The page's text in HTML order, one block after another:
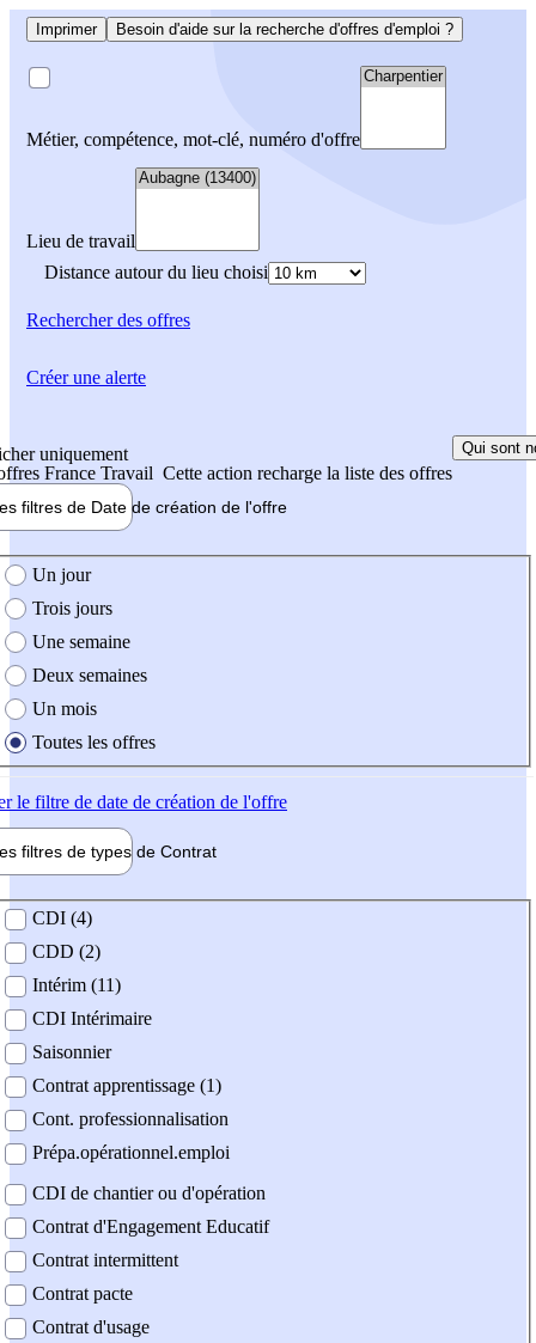
Imprimer Besoin d'aide sur la recherche d'offres d'emploi ?
Métier, compétence, mot-clé, numéro d'offre
Lieu de travail
Distance autour du lieu choisi
Rechercherdes offres
uniquement
France Travail Cette action recharge la liste des offres
Qui sont
filtres de Date de création de l'offre
création de l'offre
Un jour
Trois jours
Une semaine
Deux semaines
Un mois
Toutes les offres
le filtre de date de création de l'offre
filtres de types de Contrat
contrat
CDI (4)
CDD (2)
Intérim (11)
CDI Intérimaire
Saisonnier
Contrat apprentissage (1)
Cont. professionnalisation
Prépa.opérationnel.emploi
CDI de chantier ou d'opération
Contrat d'Engagement Educatif
Contrat intermittent
Contrat pacte
Contrat d'usage
Créer une alerte